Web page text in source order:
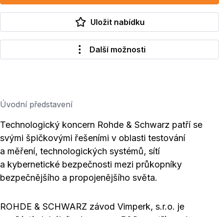
Uložit nabídku
Další možnosti
Úvodní představení
Technologický koncern Rohde & Schwarz patří se
svými špičkovými řešeními v oblasti testování
a měření, technologických systémů, sítí
a kybernetické bezpečnosti mezi průkopníky
bezpečnějšího a propojenějšího světa.
ROHDE & SCHWARZ závod Vimperk, s.r.o. je